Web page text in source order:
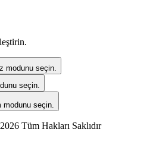
modunu seçin.
seçin.
modunu seçin.
Tüm Hakları Saklıdır